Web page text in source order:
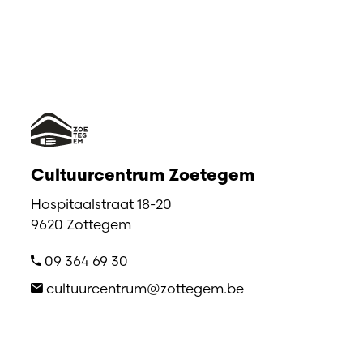
Cultuurcentrum Zoetegem
Hospitaalstraat 18-20
9620 Zottegem
09 364 69 30
cultuurcentrum@zottegem.be